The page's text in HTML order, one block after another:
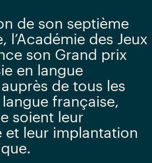
de son septième
l’Académie des Jeux
son Grand prix
en langue
de tous les
française,
soient leur
et leur implantation